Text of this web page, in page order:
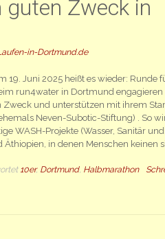
Zweck in
in-Dortmund.de
19. Juni 2025 heißt es wieder: Runde
run4water in Dortmund engagieren
Zweck und unterstützen mit ihrem
Neven-Subotic-Stiftung) . So
WASH-Projekte (Wasser, Sanitär
Äthiopien, in denen Menschen keinen
10er, Dortmund, Halbmarathon